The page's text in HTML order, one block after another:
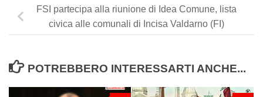
FSI partecipa alla riunione di Idea Comune, lista
civica alle comunali di Incisa Valdarno (FI)
POTREBBERO INTERESSARTI ANCHE...